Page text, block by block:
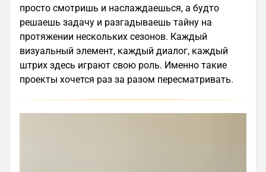
просто смотришь и наслаждаешься, а будто
решаешь задачу и разгадываешь тайну на
протяжении нескольких сезонов. Каждый
визуальный элемент, каждый диалог, каждый
штрих здесь играют свою роль. Именно такие
проекты хочется раз за разом пересматривать.